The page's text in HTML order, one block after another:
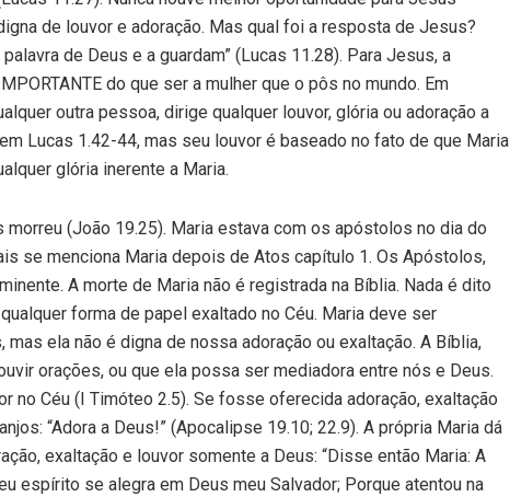
de louvor e adoração. Mas qual foi a resposta de Jesus?
de Deus e a guardam” (Lucas 11.28). Para Jesus, a
do que ser a mulher que o pôs no mundo. Em
outra pessoa, dirige qualquer louvor, glória ou adoração a
Lucas 1.42-44, mas seu louvor é baseado no fato de que Maria
glória inerente a Maria.
(João 19.25). Maria estava com os apóstolos no dia do
se menciona Maria depois de Atos capítulo 1. Os Apóstolos,
A morte de Maria não é registrada na Bíblia. Nada é dito
forma de papel exaltado no Céu. Maria deve ser
ela não é digna de nossa adoração ou exaltação. A Bíblia,
orações, ou que ela possa ser mediadora entre nós e Deus.
no Céu (I Timóteo 2.5). Se fosse oferecida adoração, exaltação
“Adora a Deus!” (Apocalipse 19.10; 22.9). A própria Maria dá
exaltação e louvor somente a Deus: “Disse então Maria: A
espírito se alegra em Deus meu Salvador; Porque atentou na